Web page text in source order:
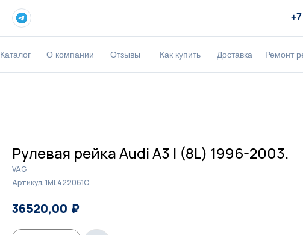
Каталог О компании Отзывы Доставка Ремонт
Как купить
Рулевая рейка Audi A3 I (8L) 1996-2003.
VAG
Артикул:1ML422061C
36520,00 ₽